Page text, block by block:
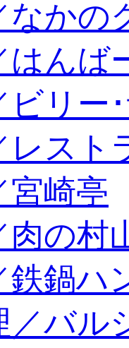
なかの
はんば
ビリー
レスト
宮崎亭
肉の村
鉄鍋ハ
／バル